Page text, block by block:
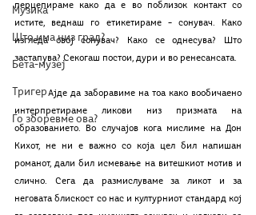
Музика
Што има низ град?
Бета-музеј
Тригер
Го зборевме ова?
перцепираме како да е во поблизок контакт со
истите, веднаш го етикетираме – сонувач. Како
изгледа овој сонувач? Како се однесува? Што
застапува? Секогаш постои, дури и во ренесансата.
Ајде да заборавиме на тоа како вообичаено
интерпретираме ликови низ призмата на
образованието. Во случајов кога мислиме на Дон
Кихот, не ни е важно со која цел бил напишан
романот, дали бил исмевање на витешкиот мотив и
слично. Сега да размислуваме за ликот и за
неговата блискост со нас и културниот стандард кој